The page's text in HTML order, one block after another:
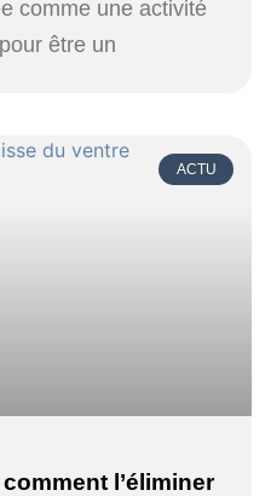
comme une activité
être un
ACTU
l’éliminer